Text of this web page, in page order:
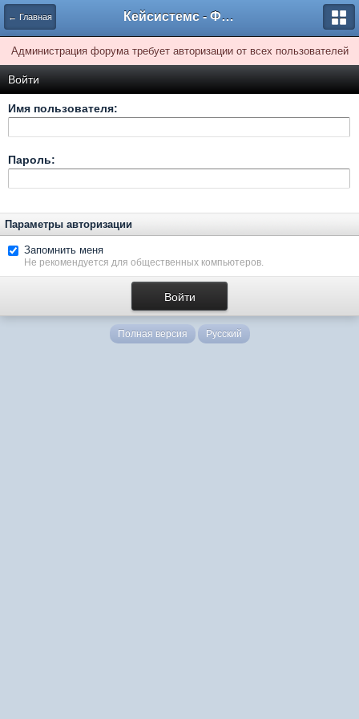
← Главная Кейсистемс - Форумы
Администрация форума требует авторизации от всех пользователей
Войти
Имя пользователя:
Пароль:
Параметры авторизации
Запомнить меня
Не рекомендуется для общественных компьютеров.
Полная версия Русский